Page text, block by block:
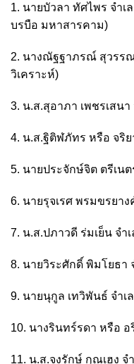
1. นายบัวลา ทัศไพร จำ
บรบือ มหาสารคาม)
2. นางณัฐฐาภรณ์ สุวรรณ
วิเคราะห์)
3. น.ส.สุอาภา เพชรเสนา
4. น.ส.ฐิติฬภัทร หรือ จริย
5. นายประจักษ์จิต ตรีเนต
6. นายรุจเรศ พรมขรยาง
7. น.ส.ปภาวดี ร่มเย็น จำ
8. นายวิระศักดิ์ พิมโยธา
9. นายนุกูล เทวิพันธ์ จำเ
10. นางรินทร์รดา หรือ อ
11. น.ส.จงรักษ์ กุณเฮง จ